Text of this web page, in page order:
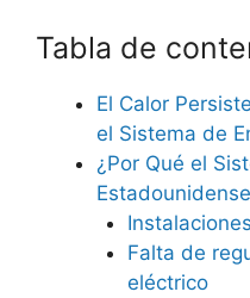
Tabla de
El Calor
el Sistema de
¿Por Qué el
Falta de
eléctrico